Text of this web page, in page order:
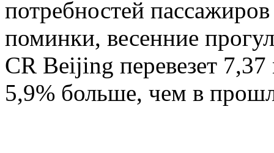
потребностей
поминки, весенние
CR Beijing перевезет
5,9% больше, чем в